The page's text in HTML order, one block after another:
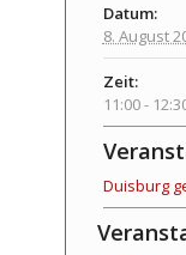
Datum:
8. August
Zeit:
11:00 -
Duisburg